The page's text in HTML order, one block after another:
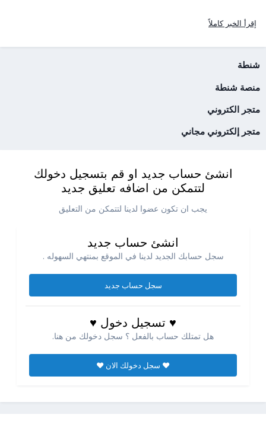
إقرأ الخبر كاملاً
شنطة
منصة شنطة
متجر الكتروني
متجر إلكتروني مجاني
انشئ حساب جديد او قم بتسجيل دخولك
لتتمكن من اضافه تعليق جديد
يجب ان تكون عضوا لدينا لتتمكن من التعليق
انشئ حساب جديد
سجل حسابك الجديد لدينا في الموقع بمنتهي السهوله .
سجل حساب جديد
♥ تسجيل دخول ♥
هل تمتلك حساب بالفعل ؟ سجل دخولك من هنا.
♥ سجل دخولك الان ♥